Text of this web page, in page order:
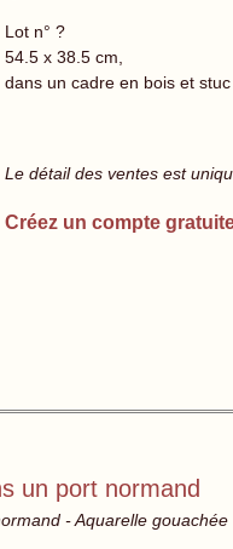
Lot n° ?
54.5 x 38.5 cm,
dans un cadre en bois et
Le détail des ventes est
Créez un compte
un port normand
- Aquarelle